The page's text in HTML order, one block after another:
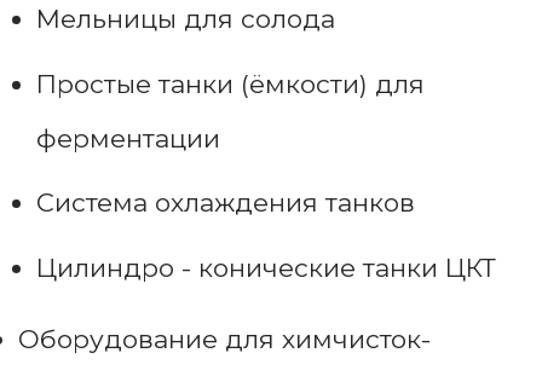
Мельницы для солода
Простые танки (ёмкости) для
ферментации
Система охлаждения танков
Цилиндро - конические танки ЦКТ
Оборудование для химчисток-